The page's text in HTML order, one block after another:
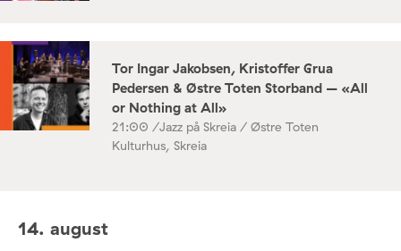
Tor Ingar Jakobsen, Kristoffer Grua
Pedersen & Østre Toten Storband – «All
or Nothing at All»
21:00 /Jazz på Skreia / Østre Toten
Kulturhus, Skreia
14. august